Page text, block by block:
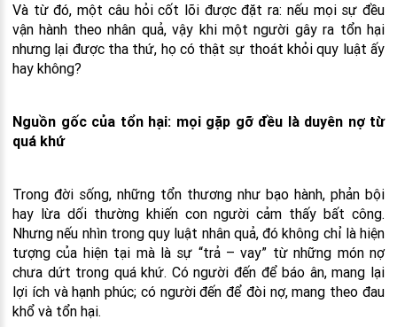
Và từ đó, một câu hỏi cốt lõi được đặt ra: nếu mọi sự đều
vận hành theo nhân quả, vậy khi một người gây ra tổn hại
nhưng lại được tha thứ, họ có thật sự thoát khỏi quy luật ấy
hay không?
Nguồn gốc của tổn hại: mọi gặp gỡ đều là duyên nợ từ
quá khứ
Trong đời sống, những tổn thương như bạo hành, phản bội
hay lừa dối thường khiến con người cảm thấy bất công.
Nhưng nếu nhìn trong quy luật nhân quả, đó không chỉ là hiện
tượng của hiện tại mà là sự “trả – vay” từ những món nợ
chưa dứt trong quá khứ. Có người đến để báo ân, mang lại
lợi ích và hạnh phúc; có người đến để đòi nợ, mang theo đau
khổ và tổn hại.